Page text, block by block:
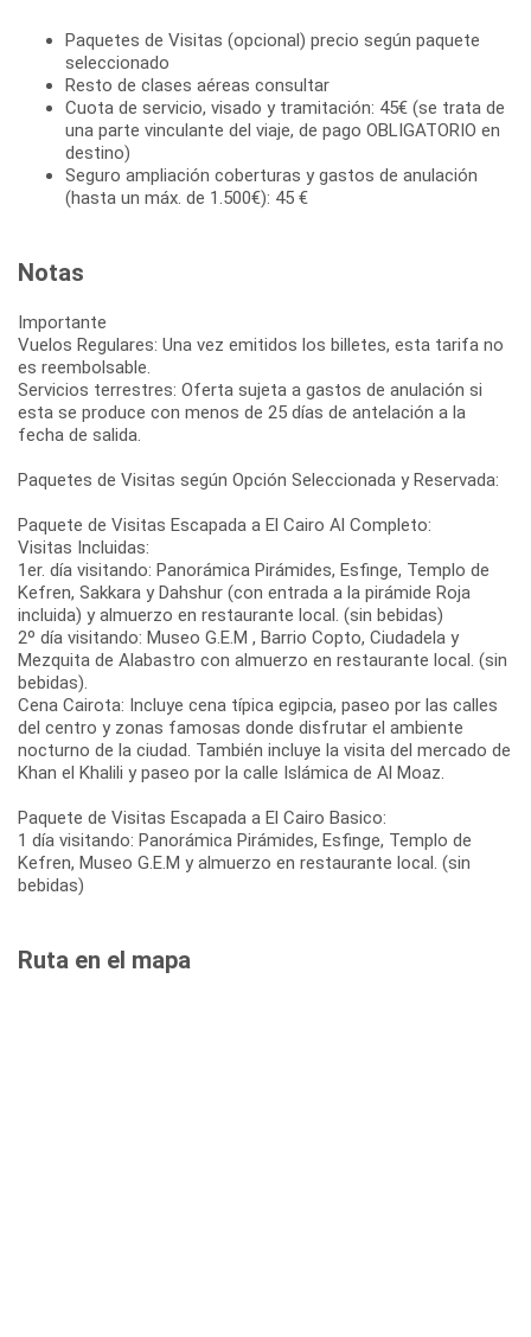
Paquetes de Visitas (opcional) precio según paquete
seleccionado
Resto de clases aéreas consultar
Cuota de servicio, visado y tramitación: 45€ (se trata de
una parte vinculante del viaje, de pago OBLIGATORIO en
destino)
Seguro ampliación coberturas y gastos de anulación
(hasta un máx. de 1.500€): 45 €
Notas
Importante
Vuelos Regulares: Una vez emitidos los billetes, esta tarifa no
es reembolsable.
Servicios terrestres: Oferta sujeta a gastos de anulación si
esta se produce con menos de 25 días de antelación a la
fecha de salida.
Paquetes de Visitas según Opción Seleccionada y Reservada:
Paquete de Visitas Escapada a El Cairo Al Completo:
Visitas Incluidas:
1er. día visitando: Panorámica Pirámides, Esfinge, Templo de
Kefren, Sakkara y Dahshur (con entrada a la pirámide Roja
incluida) y almuerzo en restaurante local. (sin bebidas)
2º día visitando: Museo G.E.M , Barrio Copto, Ciudadela y
Mezquita de Alabastro con almuerzo en restaurante local. (sin
bebidas).
Cena Cairota: Incluye cena típica egipcia, paseo por las calles
del centro y zonas famosas donde disfrutar el ambiente
nocturno de la ciudad. También incluye la visita del mercado de
Khan el Khalili y paseo por la calle Islámica de Al Moaz.
Paquete de Visitas Escapada a El Cairo Basico:
1 día visitando: Panorámica Pirámides, Esfinge, Templo de
Kefren, Museo G.E.M y almuerzo en restaurante local. (sin
bebidas)
Ruta en el mapa